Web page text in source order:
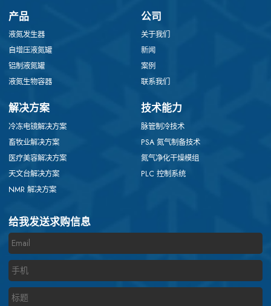
产品
液氮发生器
自增压液氮罐
铝制液氮罐
液氮生物容器
公司
关于我们
新闻
案例
联系我们
解决方案
冷冻电镜解决方案
畜牧业解决方案
医疗美容解决方案
天文台解决方案
NMR 解决方案
技术能力
脉管制冷技术
PSA 氮气制备技术
氮气净化干燥模组
PLC 控制系统
给我发送求购信息